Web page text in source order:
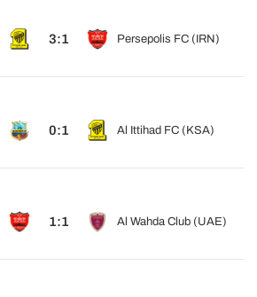
3:1 Persepolis FC (IRN)
0:1 Al Ittihad FC (KSA)
1:1 Al Wahda Club (UAE)